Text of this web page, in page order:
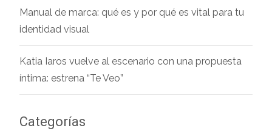
Manual de marca: qué es y por qué es vital para tu
identidad visual
Katia Iaros vuelve al escenario con una propuesta
íntima: estrena “Te Veo”
Categorías